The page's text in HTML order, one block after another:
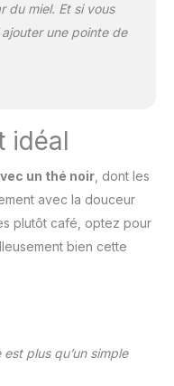
du miel. Et si vous
une pointe de
idéal
un thé noir , dont les
avec la douceur
plutôt café, optez pour
bien cette
plus qu’un simple